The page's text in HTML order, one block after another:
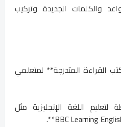
والكلمات الجديدة وتركيب
القراءة المتدرجة** لمتعلمي
اللغة الإنجليزية مثل